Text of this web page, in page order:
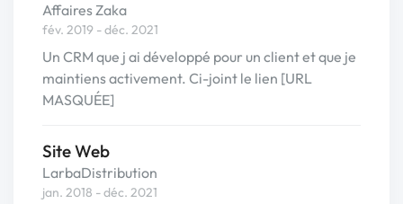
Affaires Zaka
fév. 2019 - déc. 2021
Un CRM que j ai développé pour un client et que je
maintiens activement. Ci-joint le lien [URL
MASQUÉE]
Site Web
LarbaDistribution
jan. 2018 - déc. 2021